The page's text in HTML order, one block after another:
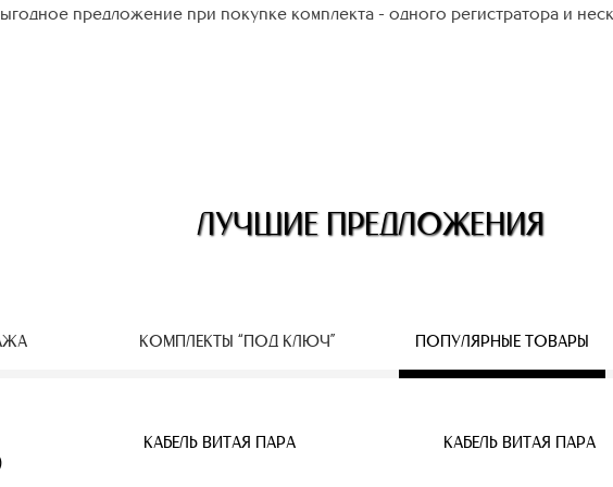
предложение при покупке комплекта - одного регистратора и
ЛУЧШИЕ ПРЕДЛОЖЕНИЯ
КОМПЛЕКТЫ “ПОД КЛЮЧ” ПОПУЛЯРНЫЕ ТОВАРЫ
БЕСПРОВОДНЫЕ IP КАМЕРЫ КАБЕЛЬ ВИТАЯ ПАРА
КАБЕЛЬ ВИТАЯ ПАРА КАБЕЛЬ ВИТАЯ ПАРА
КАБЕЛЬ ВИТАЯ ПАРА КАБЕЛЬ ВИТАЯ ПАРА